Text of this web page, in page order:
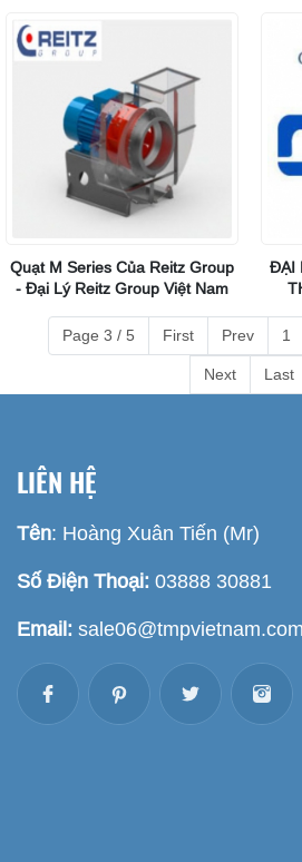
Quạt M Series Của Reitz Group
- Đại Lý Reitz Group Việt Nam
ĐẠI
Page 3 / 5 First Prev 1
Next Last
LIÊN HỆ
Tên: Hoàng Xuân Tiến (Mr)
Số Điện Thoại: 03888 30881
Email: sale06@tmpvietnam.com